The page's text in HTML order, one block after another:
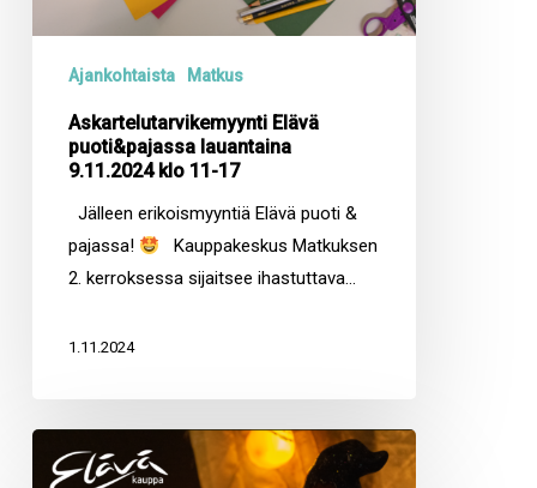
Ajankohtaista Matkus
Askartelutarvikemyynti Elävä
puoti&pajassa lauantaina
9.11.2024 klo 11-17
Jälleen erikoismyyntiä Elävä puoti &
pajassa!
Kauppakeskus Matkuksen
2. kerroksessa sijaitsee ihastuttava…
1.11.2024
myymälät